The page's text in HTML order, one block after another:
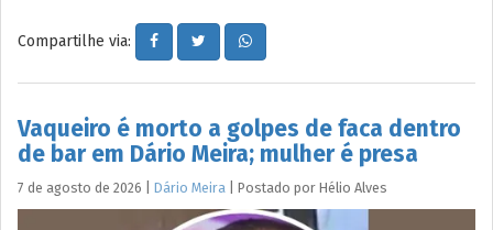
Compartilhe via:
Vaqueiro é morto a golpes de faca dentro
de bar em Dário Meira; mulher é presa
7 de agosto de 2026 Dário Meira Postado por Hélio Alves